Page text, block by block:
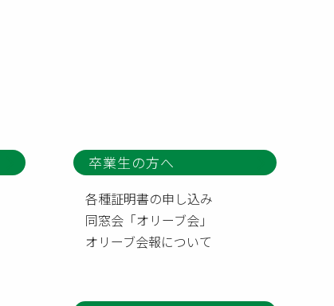
卒業生の方へ
各種証明書の申し込み
同窓会「オリーブ会」
オリーブ会報について